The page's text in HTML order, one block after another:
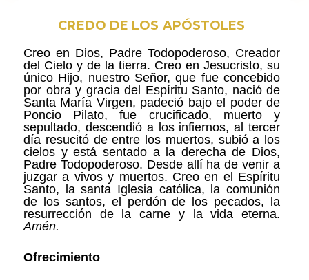
CREDO DE LOS APÓSTOLES
Creo en Dios, Padre Todopoderoso, Creador
del Cielo y de la tierra. Creo en Jesucristo, su
único Hijo, nuestro Señor, que fue concebido
por obra y gracia del Espíritu Santo, nació de
Santa María Virgen, padeció bajo el poder de
Poncio Pilato, fue crucificado, muerto y
sepultado, descendió a los infiernos, al tercer
día resucitó de entre los muertos, subió a los
cielos y está sentado a la derecha de Dios,
Padre Todopoderoso. Desde allí ha de venir a
juzgar a vivos y muertos. Creo en el Espíritu
Santo, la santa Iglesia católica, la comunión
de los santos, el perdón de los pecados, la
resurrección de la carne y la vida eterna.
Amén.
Ofrecimiento